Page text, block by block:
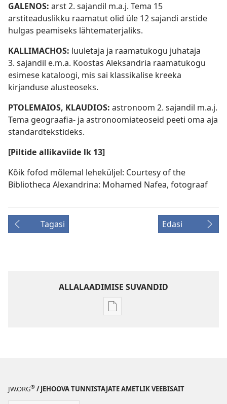
GALENOS: arst 2. sajandil m.a.j. Tema 15
arstiteaduslikku raamatut olid üle 12 sajandi arstide
hulgas peamiseks lähtematerjaliks.
KALLIMACHOS: luuletaja ja raamatukogu juhataja
3. sajandil e.m.a. Koostas Aleksandria raamatukogu
esimese kataloogi, mis sai klassikalise kreeka
kirjanduse alusteoseks.
PTOLEMAIOS, KLAUDIOS: astronoom 2. sajandil m.a.j.
Tema geograafia- ja astronoomiateoseid peeti oma aja
standardtekstideks.
[Piltide allikaviide lk 13]
Kõik fofod mõlemal leheküljel: Courtesy of the
Bibliotheca Alexandrina: Mohamed Nafea, fotograaf
Tagasi Edasi
ALLALAADIMISE SUVANDID
Väljaannete
JW.ORG® / JEHOOVA TUNNISTAJATE AMETLIK VEEBISAIT